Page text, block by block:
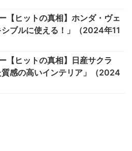
【ヒットの真相】ホンダ・ヴェ
ブルに使える！」（2024年11
【ヒットの真相】日産サクラ
質感の高いインテリア」（2024